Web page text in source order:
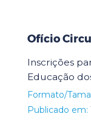
Ofício
Inscrições
Educação
Formato/
Publicado em: